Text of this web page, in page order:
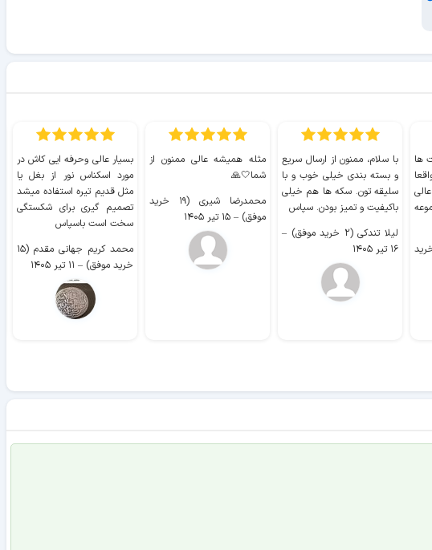
ها
(۱ خرید
با سلام، ممنون از ارسال سریع
و بسته بندی خیلی خوب و با
سلیقه تون. سکه ها هم خیلی
باکیفیت و تمیز بودن. سپاس
لیلا تندکی (۲ خرید موفق)
–
۱۶ تیر ۱۴۰۵
مثله همیشه عالی ممنون از
شما🤍🙏
محمدرضا شیری (۱۹ خرید
موفق) – ۱۵ تیر ۱۴۰۵
بسیار عالی وحرفه ایی کاش در
مورد اسکناس نور از بغل یا
مثل قدیم تیره استفاده میشد
تصمیم گیری برای شکستگی
سخت است باسپاس
محمد کریم جهانی مقدم (۱۵
خرید موفق) – ۱۱ تیر ۱۴۰۵